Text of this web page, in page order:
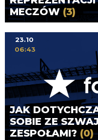
MECZÓW (3)
JAK
SOBIE ZE
ZESPOŁAMI? (0)
23.10
06:43